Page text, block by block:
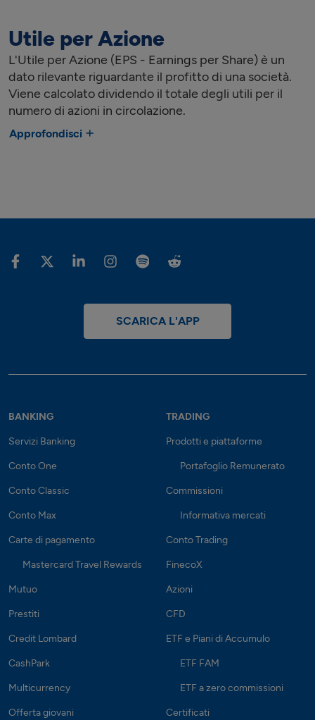
Utile per Azione
L'Utile per Azione (EPS - Earnings per Share) è un
dato rilevante riguardante il profitto di una società.
Viene calcolato dividendo il totale degli utili per il
numero di azioni in circolazione.
Approfondisci
SCARICA L'APP
BANKING
Servizi Banking
Conto One
Conto Classic
Conto Max
Carte di pagamento
Mastercard Travel Rewards
Mutuo
Prestiti
Credit Lombard
CashPark
Multicurrency
Offerta giovani
TRADING
Prodotti e piattaforme
Portafoglio Remunerato
Commissioni
Informativa mercati
Conto Trading
FinecoX
Azioni
CFD
ETF e Piani di Accumulo
ETF FAM
ETF a zero commissioni
Certificati